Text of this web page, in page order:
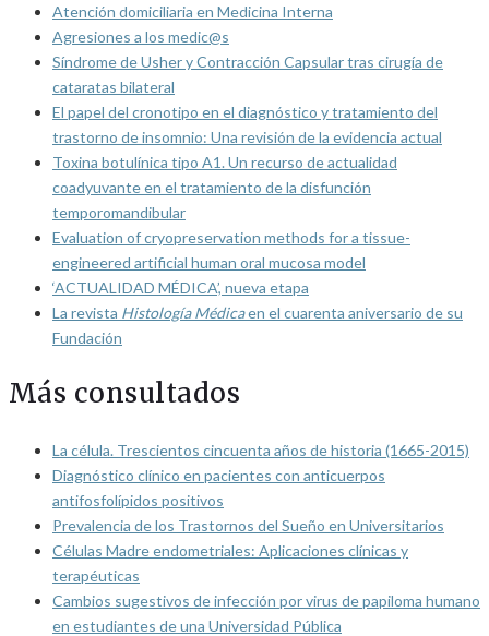
Atención domiciliaria en Medicina Interna
Agresiones a los medic@s
Síndrome de Usher y Contracción Capsular tras cirugía de
cataratas bilateral
El papel del cronotipo en el diagnóstico y tratamiento del
trastorno de insomnio: Una revisión de la evidencia actual
Toxina botulínica tipo A1. Un recurso de actualidad
coadyuvante en el tratamiento de la disfunción
temporomandibular
Evaluation of cryopreservation methods for a tissue-
engineered artificial human oral mucosa model
‘ACTUALIDAD MÉDICA’, nueva etapa
La revista Histología Médicaen el cuarenta aniversario de su
Fundación
Más consultados
La célula. Trescientos cincuenta años de historia (1665-2015)
Diagnóstico clínico en pacientes con anticuerpos
antifosfolípidos positivos
Prevalencia de los Trastornos del Sueño en Universitarios
Células Madre endometriales: Aplicaciones clínicas y
terapéuticas
Cambios sugestivos de infección por virus de papiloma humano
en estudiantes de una Universidad Pública